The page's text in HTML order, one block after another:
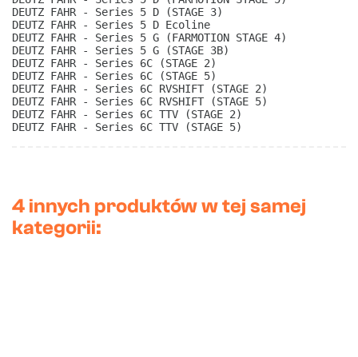
DEUTZ FAHR - Series 5 D (STAGE 3)
DEUTZ FAHR - Series 5 D Ecoline
DEUTZ FAHR - Series 5 G (FARMOTION STAGE 4)
DEUTZ FAHR - Series 5 G (STAGE 3B)
DEUTZ FAHR - Series 6C (STAGE 2)
DEUTZ FAHR - Series 6C (STAGE 5)
DEUTZ FAHR - Series 6C RVSHIFT (STAGE 2)
DEUTZ FAHR - Series 6C RVSHIFT (STAGE 5)
DEUTZ FAHR - Series 6C TTV (STAGE 2)
DEUTZ FAHR - Series 6C TTV (STAGE 5)
4 innych produktów w tej samej
kategorii: